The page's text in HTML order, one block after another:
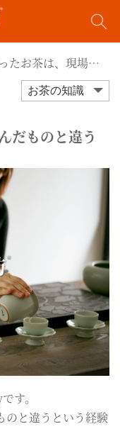
、現場で飲んだものと違うのか?
お茶の知識
だものと違う
す。
のと違うという経験